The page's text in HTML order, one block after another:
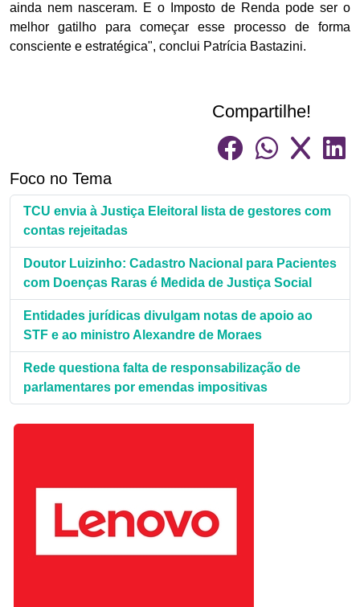
ainda nem nasceram. E o Imposto de Renda pode ser o
melhor gatilho para começar esse processo de forma
consciente e estratégica", conclui Patrícia Bastazini.
Compartilhe!
Foco no Tema
TCU envia à Justiça Eleitoral lista de gestores com
contas rejeitadas
Doutor Luizinho: Cadastro Nacional para Pacientes
com Doenças Raras é Medida de Justiça Social
Entidades jurídicas divulgam notas de apoio ao
STF e ao ministro Alexandre de Moraes
Rede questiona falta de responsabilização de
parlamentares por emendas impositivas